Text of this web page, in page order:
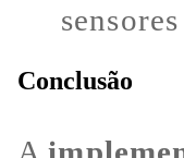
Conclusão